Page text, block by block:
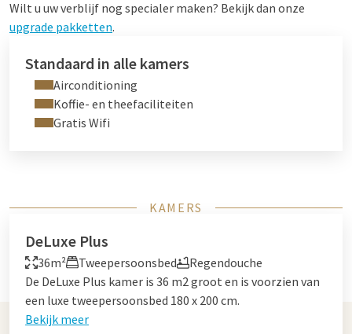
Wilt u uw verblijf nog specialer maken? Bekijk dan onze
upgrade pakketten.
Standaard in alle kamers
Airconditioning
Koffie- en theefaciliteiten
Gratis Wifi
KAMERS
DeLuxe Plus
36m² Tweepersoonsbed
Regendouche
De DeLuxe Plus kamer is 36 m2 groot en is voorzien van
een luxe tweepersoonsbed 180 x 200 cm.
Bekijk meer